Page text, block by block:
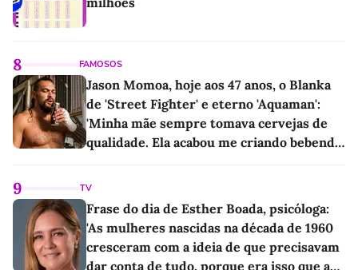
8 FAMOSOS
Jason Momoa, hoje aos 47 anos, o Blanka
de 'Street Fighter' e eterno 'Aquaman':
'Minha mãe sempre tomava cervejas de
qualidade. Ela acabou me criando bebendo
9 TV
Frase do dia de Esther Boada, psicóloga:
'As mulheres nascidas na década de 1960
cresceram com a ideia de que precisavam
dar conta de tudo, porque era isso que a